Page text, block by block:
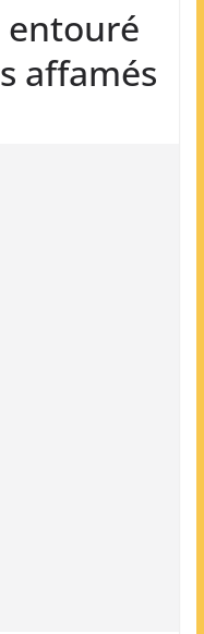
entouré
affamés